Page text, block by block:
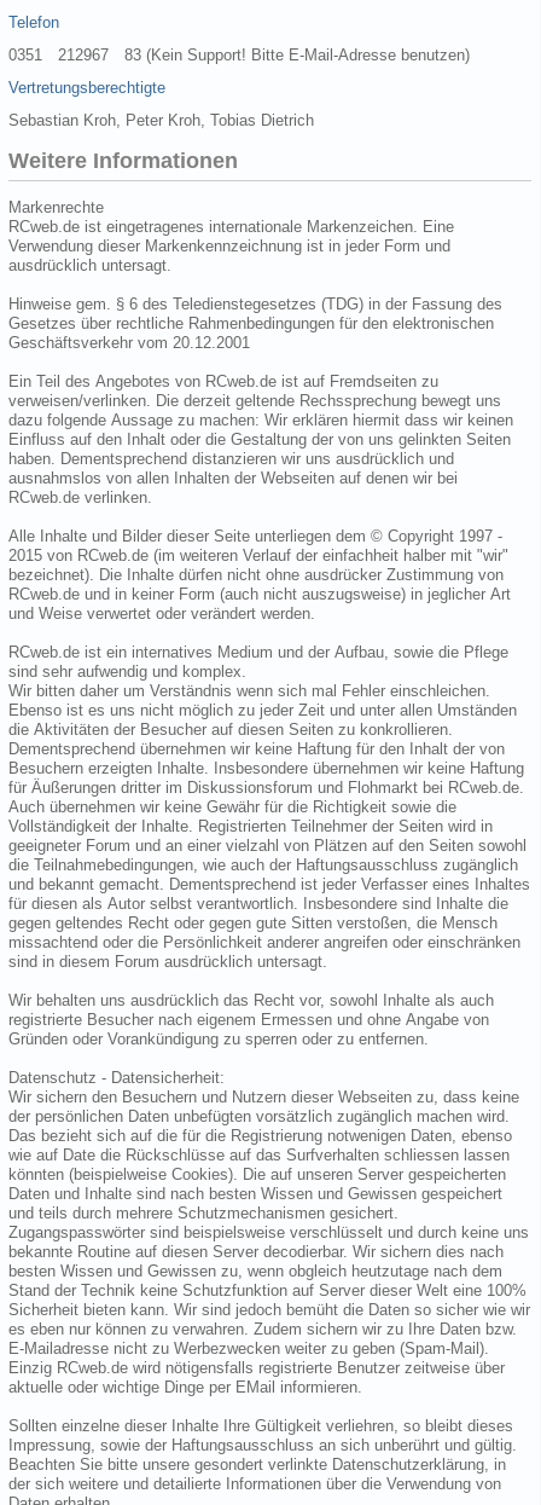
Telefon
0351 212967 83 (Kein Support! Bitte E-Mail-Adresse benutzen)
Vertretungsberechtigte
Sebastian Kroh, Peter Kroh, Tobias Dietrich
Weitere Informationen
Markenrechte
RCweb.de ist eingetragenes internationale Markenzeichen. Eine
Verwendung dieser Markenkennzeichnung ist in jeder Form und
ausdrücklich untersagt.
Hinweise gem. § 6 des Teledienstegesetzes (TDG) in der Fassung des
Gesetzes über rechtliche Rahmenbedingungen für den elektronischen
Geschäftsverkehr vom 20.12.2001
Ein Teil des Angebotes von RCweb.de ist auf Fremdseiten zu
verweisen/verlinken. Die derzeit geltende Rechssprechung bewegt uns
dazu folgende Aussage zu machen: Wir erklären hiermit dass wir keinen
Einfluss auf den Inhalt oder die Gestaltung der von uns gelinkten Seiten
haben. Dementsprechend distanzieren wir uns ausdrücklich und
ausnahmslos von allen Inhalten der Webseiten auf denen wir bei
RCweb.de verlinken.
Alle Inhalte und Bilder dieser Seite unterliegen dem © Copyright 1997 -
2015 von RCweb.de (im weiteren Verlauf der einfachheit halber mit "wir"
bezeichnet). Die Inhalte dürfen nicht ohne ausdrücker Zustimmung von
RCweb.de und in keiner Form (auch nicht auszugsweise) in jeglicher Art
und Weise verwertet oder verändert werden.
RCweb.de ist ein internatives Medium und der Aufbau, sowie die Pflege
sind sehr aufwendig und komplex.
Wir bitten daher um Verständnis wenn sich mal Fehler einschleichen.
Ebenso ist es uns nicht möglich zu jeder Zeit und unter allen Umständen
die Aktivitäten der Besucher auf diesen Seiten zu konkrollieren.
Dementsprechend übernehmen wir keine Haftung für den Inhalt der von
Besuchern erzeigten Inhalte. Insbesondere übernehmen wir keine Haftung
für Äußerungen dritter im Diskussionsforum und Flohmarkt bei RCweb.de.
Auch übernehmen wir keine Gewähr für die Richtigkeit sowie die
Vollständigkeit der Inhalte. Registrierten Teilnehmer der Seiten wird in
geeigneter Forum und an einer vielzahl von Plätzen auf den Seiten sowohl
die Teilnahmebedingungen, wie auch der Haftungsausschluss zugänglich
und bekannt gemacht. Dementsprechend ist jeder Verfasser eines Inhaltes
für diesen als Autor selbst verantwortlich. Insbesondere sind Inhalte die
gegen geltendes Recht oder gegen gute Sitten verstoßen, die Mensch
missachtend oder die Persönlichkeit anderer angreifen oder einschränken
sind in diesem Forum ausdrücklich untersagt.
Wir behalten uns ausdrücklich das Recht vor, sowohl Inhalte als auch
registrierte Besucher nach eigenem Ermessen und ohne Angabe von
Gründen oder Vorankündigung zu sperren oder zu entfernen.
Datenschutz - Datensicherheit:
Wir sichern den Besuchern und Nutzern dieser Webseiten zu, dass keine
der persönlichen Daten unbefügten vorsätzlich zugänglich machen wird.
Das bezieht sich auf die für die Registrierung notwenigen Daten, ebenso
wie auf Date die Rückschlüsse auf das Surfverhalten schliessen lassen
könnten (beispielweise Cookies). Die auf unseren Server gespeicherten
Daten und Inhalte sind nach besten Wissen und Gewissen gespeichert
und teils durch mehrere Schutzmechanismen gesichert.
Zugangspasswörter sind beispielsweise verschlüsselt und durch keine uns
bekannte Routine auf diesen Server decodierbar. Wir sichern dies nach
besten Wissen und Gewissen zu, wenn obgleich heutzutage nach dem
Stand der Technik keine Schutzfunktion auf Server dieser Welt eine 100%
Sicherheit bieten kann. Wir sind jedoch bemüht die Daten so sicher wie wir
es eben nur können zu verwahren. Zudem sichern wir zu Ihre Daten bzw.
E-Mailadresse nicht zu Werbezwecken weiter zu geben (Spam-Mail).
Einzig RCweb.de wird nötigensfalls registrierte Benutzer zeitweise über
aktuelle oder wichtige Dinge per EMail informieren.
Sollten einzelne dieser Inhalte Ihre Gültigkeit verliehren, so bleibt dieses
Impressung, sowie der Haftungsausschluss an sich unberührt und gültig.
Beachten Sie bitte unsere gesondert verlinkte Datenschutzerklärung, in
der sich weitere und detailierte Informationen über die Verwendung von